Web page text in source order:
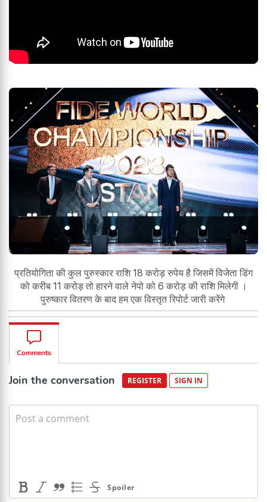
प्रतियोगिता की कुल पुरुस्कार राशि 18 करोड़ रुपेय है जिसमें विजेता डिंग
को करीब 11 करोड़ तो हारने वाले नेपो को 6 करोड़ की राशि मिलेगी ।
पुरुष्कार वितरण के बाद हम एक विस्तृत रिपोर्ट जारी करेंगे